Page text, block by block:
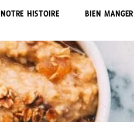
NOTRE HISTOIRE BIEN MANGER